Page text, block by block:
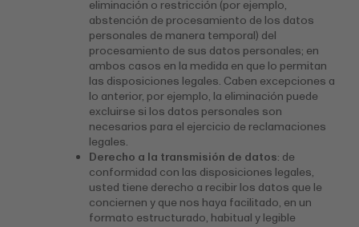
eliminación o restricción (por ejemplo,
abstención de procesamiento de los datos
personales de manera temporal) del
procesamiento de sus datos personales; en
ambos casos en la medida en que lo permitan
las disposiciones legales. Caben excepciones a
lo anterior, por ejemplo, la eliminación puede
excluirse si los datos personales son
necesarios para el ejercicio de reclamaciones
legales.
Derecho a la transmisión de datos: de
conformidad con las disposiciones legales,
usted tiene derecho a recibir los datos que le
conciernen y que nos haya facilitado, en un
formato estructurado, habitual y legible